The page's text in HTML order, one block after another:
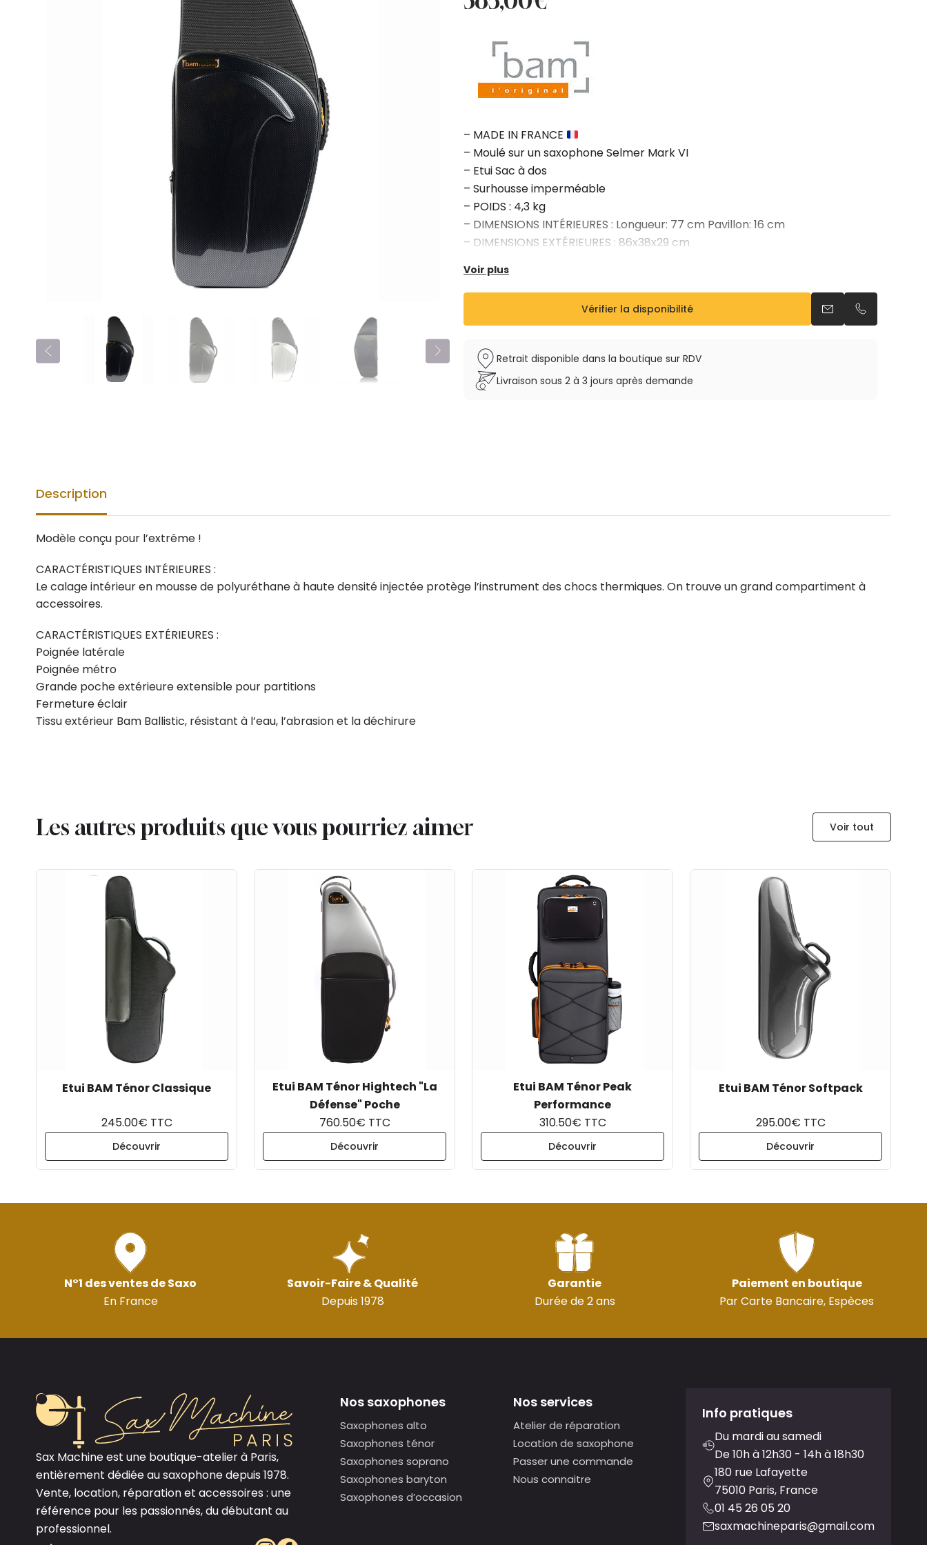
428,00€.
385,00€.
– MADE IN FRANCE
– Moulé sur un saxophone Selmer Mark VI
– Etui Sac à dos
– Surhousse imperméable
– POIDS : 4,3 kg
– DIMENSIONS INTÉRIEURES : Longueur: 77 cm Pavillon: 16 cm
– DIMENSIONS EXTÉRIEURES : 86x38x29 cm
Voir plus
Vérifier la disponibilité Envoyer un email
Appeler par
Retrait disponible dans la boutique sur RDV
Livraison sous 2 à 3 jours après demande
Description
Modèle conçu pour l’extrême !
CARACTÉRISTIQUES INTÉRIEURES :
Le calage intérieur en mousse de polyuréthane à haute densité injectée protège l’instrument des chocs thermiques. On trouve un grand compartiment à
accessoires.
CARACTÉRISTIQUES EXTÉRIEURES :
Poignée latérale
Poignée métro
Grande poche extérieure extensible pour partitions
Fermeture éclair
Tissu extérieur Bam Ballistic, résistant à l’eau, l’abrasion et la déchirure
Les autres produits que vous pourriez aimer Voir tout
Etui BAM Ténor Classique
245.00€ TTC
Découvrir
Etui BAM Ténor Hightech "La
Défense" Poche
760.50€ TTC
Découvrir
Etui BAM Ténor Peak
Performance
310.50€ TTC
Découvrir
Etui BAM Ténor Softpack
295.00€ TTC
Découvrir
N°1 des ventes de Saxo
En France
Savoir-Faire & Qualité
Depuis 1978
Garantie
Durée de 2 ans
Paiement en boutique
Par Carte Bancaire, Espèces
Sax Machine est une boutique-atelier à Paris,
entièrement dédiée au saxophone depuis 1978.
Vente, location, réparation et accessoires : une
référence pour les passionnés, du débutant au
professionnel.
Nos saxophones
Saxophones alto
Saxophones ténor
Saxophones soprano
Saxophones baryton
Saxophones d’occasion
Nos services
Atelier de réparation
Location de saxophone
Passer une commande
Nous connaitre
Info pratiques
Du mardi au samedi
De 10h à 12h30 - 14h à 18h30
180 rue Lafayette
75010 Paris, France
01 45 26 05 20
saxmachineparis@gmail.com